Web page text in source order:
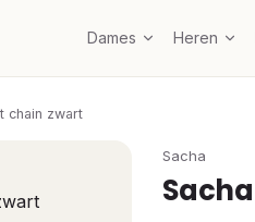
Dames Heren
chain zwart
Sacha